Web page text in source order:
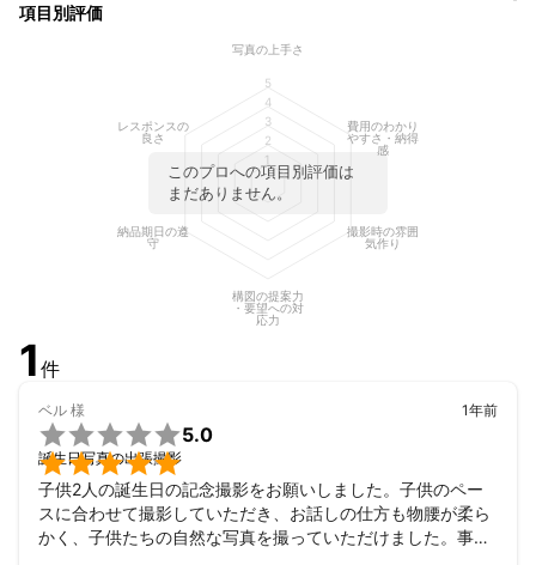
●成人式前撮り：20回以上
●保育園・幼稚園写真：20回以上
●個人プロフィール写真：100回以上
●ビジネスプロフィール写真：100回以上
●ホームページ写真：30回以上
●オフィス・店舗写真：30回以上
●インタビュー写真：5回以上
●企業団体イベント、パーティー写真：10回以上
アピールポイント
お客様の要望を踏まえたうえで、
理想の仕上がりを追求していきます。
仕上がりが漠然としている場合は
おすすめを案内します。安心してお任せください。
ロケ撮影につきましては
原則、撮影申請・許可が必要になります。
自宅撮影、スタジオ撮影などは
項目別評価
このプロへの項目別評価は
まだありません。
写真の上手さ
費用のわかり
やすさ・納得
感
撮影時の雰囲
気作り
構図の提案力
・要望への対
応力
納品期日の遵
守
レスポンスの
良さ
1
2
3
4
5
1 件
ベル 様


5.0
誕生日写真の出張撮影
1年前
子供2人の誕生日の記念撮影をお願いしました。子供のペー
スに合わせて撮影していただき、お話しの仕方も物腰が柔ら
かく、子供たちの自然な写真を撮っていただけました。事前